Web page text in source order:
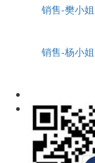
销售-樊小姐
销售-杨小姐